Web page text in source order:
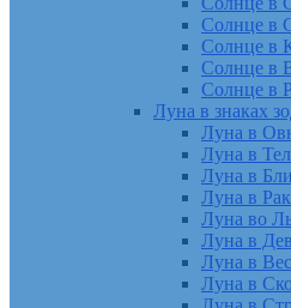
Солнце в
Солнце в
Солнце в
Солнце в
Луна в знаках
Луна в
Луна в
Луна в
Луна в
Луна во
Луна в
Луна в
Луна в